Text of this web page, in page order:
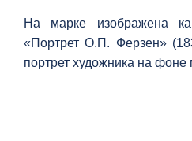
На марке изображена
«Портрет О.П. Ферзен»
портрет художника на фоне